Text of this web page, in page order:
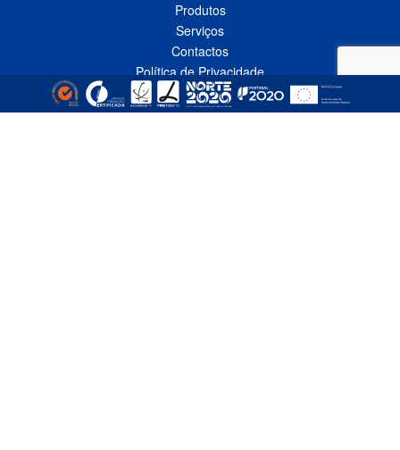
Produtos
Serviços
Contactos
Política de Privacidade
Livro de Reclamações Online